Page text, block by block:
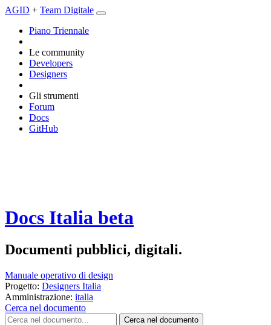
AGID + Team Digitale
Piano Triennale
Le community
Developers
Designers
Gli strumenti
Forum
Docs
GitHub
Docs Italia beta
Documenti pubblici, digitali.
Manuale operativo di design
Progetto: Designers Italia
Amministrazione: italia
Cerca nel documento
Cerca nel documento